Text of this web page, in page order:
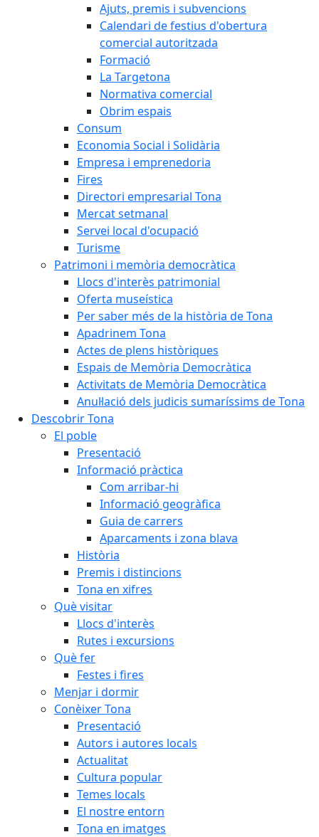
Ajuts, premis i subvencions
Calendari de festius d'obertura
comercial autoritzada
Formació
La Targetona
Normativa comercial
Obrim espais
Consum
Economia Social i Solidària
Empresa i emprenedoria
Fires
Directori empresarial Tona
Mercat setmanal
Servei local d'ocupació
Turisme
Patrimoni i memòria democràtica
Llocs d'interès patrimonial
Oferta museística
Per saber més de la història de Tona
Apadrinem Tona
Actes de plens històriques
Espais de Memòria Democràtica
Activitats de Memòria Democràtica
Anul·lació dels judicis sumaríssims de Tona
Descobrir Tona
El poble
Presentació
Informació pràctica
Com arribar-hi
Informació geogràfica
Guia de carrers
Aparcaments i zona blava
Història
Premis i distincions
Tona en xifres
Què visitar
Llocs d'interès
Rutes i excursions
Què fer
Festes i fires
Menjar i dormir
Conèixer Tona
Presentació
Autors i autores locals
Actualitat
Cultura popular
Temes locals
El nostre entorn
Tona en imatges